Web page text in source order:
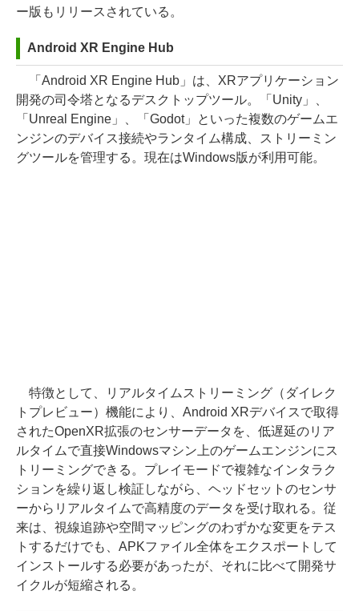
ー版もリリースされている。
Android XR Engine Hub
「Android XR Engine Hub」は、XRアプリケーション
開発の司令塔となるデスクトップツール。「Unity」、
「Unreal Engine」、「Godot」といった複数のゲームエ
ンジンのデバイス接続やランタイム構成、ストリーミン
グツールを管理する。現在はWindows版が利用可能。
特徴として、リアルタイムストリーミング（ダイレク
トプレビュー）機能により、Android XRデバイスで取得
されたOpenXR拡張のセンサーデータを、低遅延のリア
ルタイムで直接Windowsマシン上のゲームエンジンにス
トリーミングできる。プレイモードで複雑なインタラク
ションを繰り返し検証しながら、ヘッドセットのセンサ
ーからリアルタイムで高精度のデータを受け取れる。従
来は、視線追跡や空間マッピングのわずかな変更をテス
トするだけでも、APKファイル全体をエクスポートして
インストールする必要があったが、それに比べて開発サ
イクルが短縮される。